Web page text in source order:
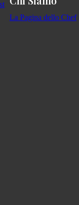
La Pagina dello Chef